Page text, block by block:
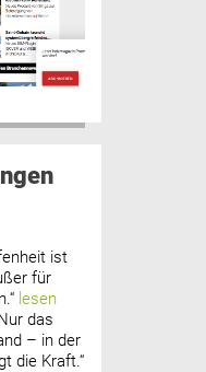
ist
für
lesen
das
– in der
die Kraft.“